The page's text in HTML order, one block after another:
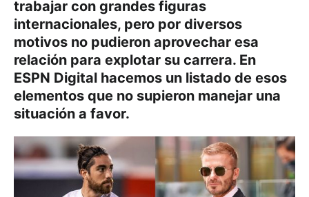
trabajar con grandes figuras
internacionales, pero por diversos
motivos no pudieron aprovechar esa
relación para explotar su carrera. En
ESPN Digital hacemos un listado de esos
elementos que no supieron manejar una
situación a favor.